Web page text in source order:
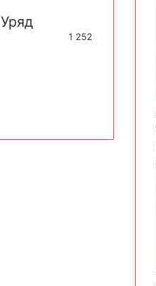
Уряд
1 252